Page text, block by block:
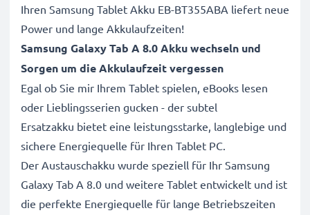
Ihren Samsung Tablet Akku EB-BT355ABA liefert neue
Power und lange Akkulaufzeiten!
Samsung Galaxy Tab A 8.0 Akku wechseln und
Sorgen um die Akkulaufzeit vergessen
Egal ob Sie mir Ihrem Tablet spielen, eBooks lesen
oder Lieblingsserien gucken - der subtel
Ersatzakku bietet eine leistungsstarke, langlebige und
sichere Energiequelle für Ihren Tablet PC.
Der Austauschakku wurde speziell für Ihr Samsung
Galaxy Tab A 8.0 und weitere Tablet entwickelt und ist
die perfekte Energiequelle für lange Betriebszeiten